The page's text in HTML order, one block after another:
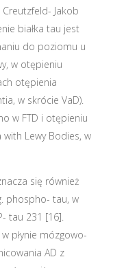
Jakob
białka tau jest
do poziomu u
w otępieniu
otępienia
w skrócie VaD).
w FTD i otępieniu
with Lewy Bodies, w
się również
phospho- tau, w
tau 231 [16].
płynie mózgowo-
AD z